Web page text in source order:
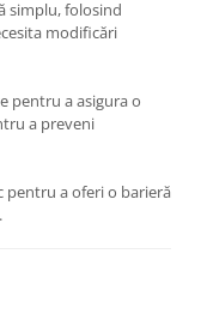
simplu, folosind
modificări
pentru a asigura o
a preveni
pentru a oferi o barieră